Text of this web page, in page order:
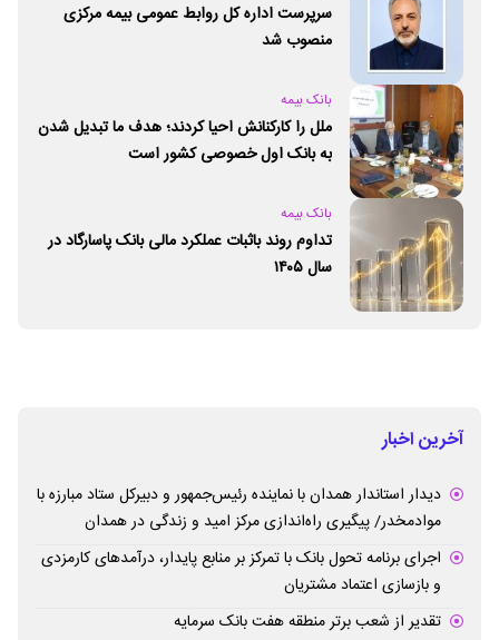
سرپرست اداره کل روابط عمومی بیمه مرکزی
منصوب شد
بانک بیمه
ملل را کارکنانش احیا کردند؛ هدف ما تبدیل شدن
به بانک اول خصوصی کشور است
بانک بیمه
تداوم روند باثبات عملکرد مالی بانک پاسارگاد در
سال ۱۴۰۵
آخرین اخبار
دیدار استاندار همدان با نماینده رئیس‌جمهور و دبیرکل ستاد مبارزه با
موادمخدر/ پیگیری راه‌اندازی مرکز امید و زندگی در همدان
اجرای برنامه تحول بانک با تمرکز بر منابع پایدار، درآمدهای کارمزدی
و بازسازی اعتماد مشتریان
تقدیر از شعب برتر منطقه هفت بانک سرمایه